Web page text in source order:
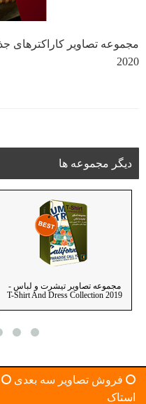
2020
دیگر مجموعه ها
مجموعه تصاویر تیشرت و لباس -
T-Shirt And Dress Collection 2019
فروش تصاویر سه بعدی
استاک